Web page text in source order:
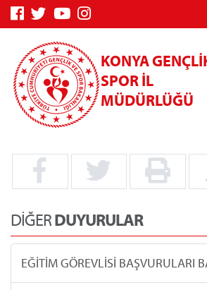
KONYA
SPOR İL
MÜDÜRLÜĞÜ
DİĞERDUYURULAR
EĞİTİM GÖREVLİSİ BAŞVURULARI
Genç Bilgi
Sistemi
Spor Bilgi
Sistemi
Kredi/Yurt E-
Ödeme